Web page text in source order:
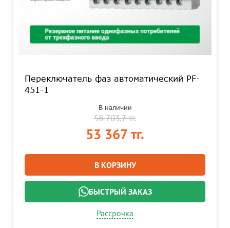
Переключатель фаз автоматический PF-
451-1
В наличии
58 703.7 тг.
53 367 тг.
В КОРЗИНУ
БЫСТРЫЙ ЗАКАЗ
Рассрочка